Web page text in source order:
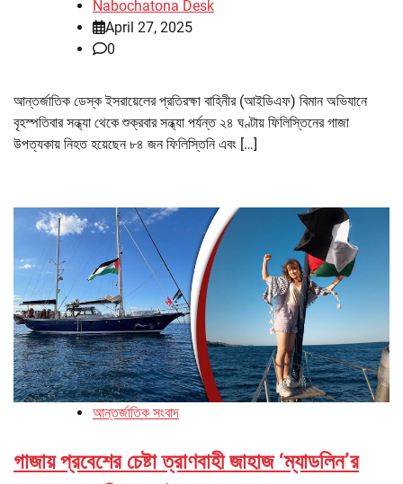
Nabochatona Desk
April 27, 2025
0
আন্তর্জাতিক ডেস্ক ইসরায়েলের প্রতিরক্ষা বাহিনীর (আইডিএফ) বিমান অভিযানে
বৃহস্পতিবার সন্ধ্যা থেকে শুক্রবার সন্ধ্যা পর্যন্ত ২৪ ঘণ্টায় ফিলিস্তিনের গাজা
উপত্যকায় নিহত হয়েছেন ৮৪ জন ফিলিস্তিনি এবং […]
আন্তর্জাতিক সংবাদ
গাজায় প্রবেশের চেষ্টা ত্রাণবাহী জাহাজ ‘ম্যাডলিন’র